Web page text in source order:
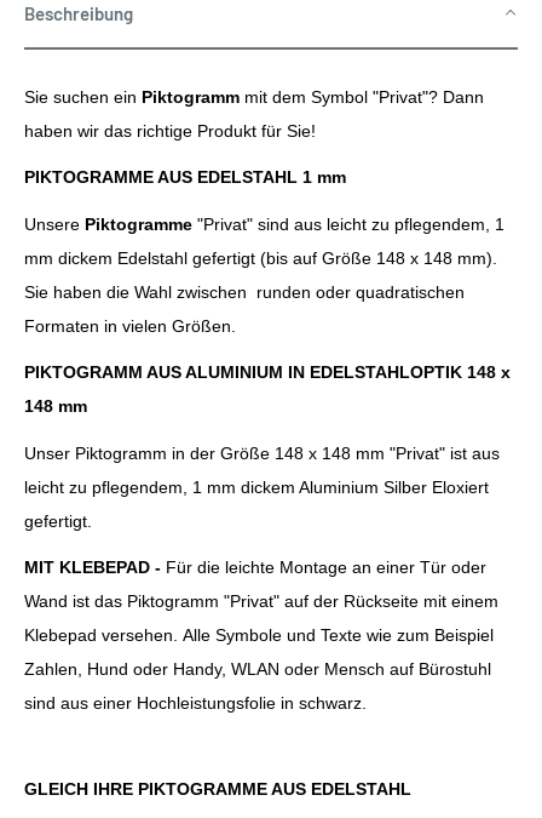
Beschreibung
Sie suchen ein Piktogramm mit dem Symbol "Privat"? Dann
haben wir das richtige Produkt für Sie!
PIKTOGRAMME AUS EDELSTAHL 1 mm
Unsere Piktogramme "Privat" sind aus leicht zu pflegendem, 1
mm dickem Edelstahl gefertigt (bis auf Größe 148 x 148 mm).
Sie haben die Wahl zwischen runden oder quadratischen
Formaten in vielen Größen.
PIKTOGRAMM AUS ALUMINIUM IN EDELSTAHLOPTIK 148 x
148 mm
Unser Piktogramm in der Größe 148 x 148 mm "Privat" ist aus
leicht zu pflegendem, 1 mm dickem Aluminium Silber Eloxiert
gefertigt.
MIT KLEBEPAD - Für die leichte Montage an einer Tür oder
Wand ist das Piktogramm "Privat" auf der Rückseite mit einem
Klebepad versehen. Alle Symbole und Texte wie zum Beispiel
Zahlen, Hund oder Handy, WLAN oder Mensch auf Bürostuhl
sind aus einer Hochleistungsfolie in schwarz.
GLEICH IHRE PIKTOGRAMME AUS EDELSTAHL